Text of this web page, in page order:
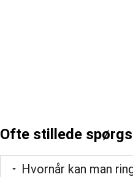
Ofte stillede
Hvornår kan man